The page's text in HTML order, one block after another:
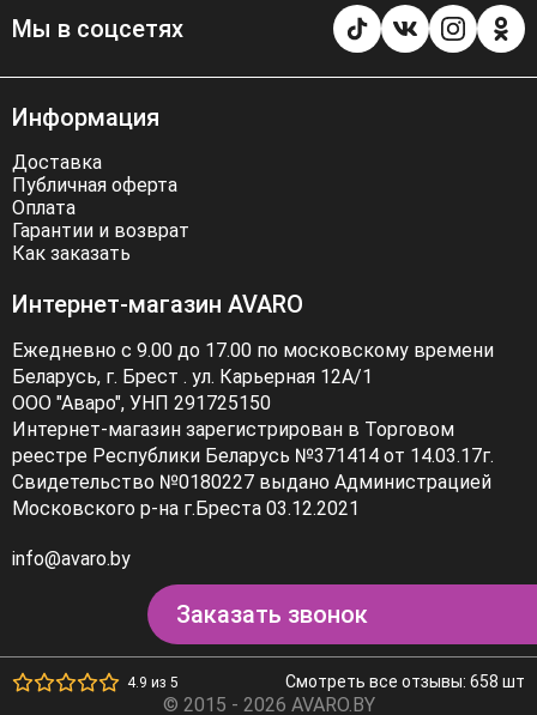
любую погоду. Оформите заказ прямо сейчас и
получите свой стильный наряд в кратчайшие сроки!
Мы в соцсетях
Информация
Доставка
Публичная оферта
Оплата
Гарантии и возврат
Как заказать
Интернет-магазин AVARO
Ежедневно с 9.00 до 17.00 по московскому времени
Беларусь, г. Брест . ул. Карьерная 12А/1
ООО "Аваро", УНП 291725150
Интернет-магазин зарегистрирован в Торговом
реестре Республики Беларусь №371414 от 14.03.17г.
Свидетельство №0180227 выдано Администрацией
Московского р-на г.Бреста 03.12.2021
info@avaro.by
Заказать звонок
4.9 из 5 Смотреть все отзывы: 658 шт
© 2015 - 2026 AVARO.BY